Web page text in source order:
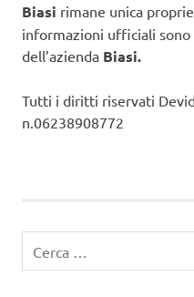
Biasi rimane unica
informazioni ufficiali
dell’azienda Biasi.
Tutti i diritti riservati
n.06238908772
per: